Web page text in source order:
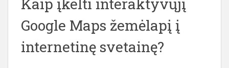
Kaip įkelti interaktyvųjį
Google Maps žemėlapį į
internetinę svetainę?